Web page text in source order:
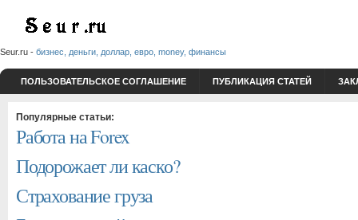
Seur.ru - бизнес, деньги, доллар, евро, money, финансы
ПОЛЬЗОВАТЕЛЬСКОЕ СОГЛАШЕНИЕ ПУБЛИКАЦИЯ СТАТЕЙ
Популярные статьи:
Работа на Forex
Подорожает ли каско?
Страхование груза